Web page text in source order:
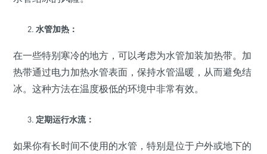
水管加热：
在一些特别寒冷的地方，可以考虑为水管加装加热带。加
热带通过电力加热水管表面，保持水管温暖，从而避免结
冰。这种方法在温度极低的环境中非常有效。
定期运行水流：
如果你有长时间不使用的水管，特别是位于户外或地下的